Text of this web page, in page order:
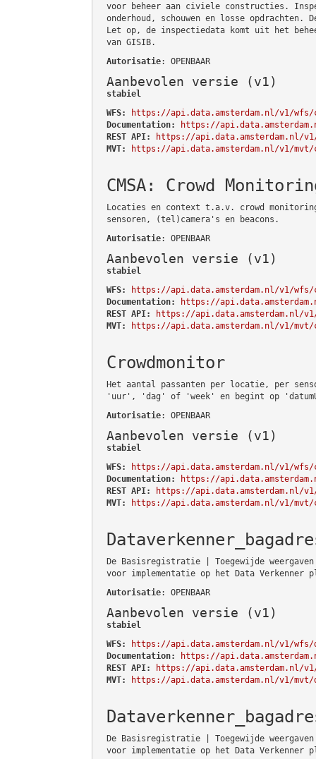
voor beheer aan civiele constructies.
onderhoud, schouwen en losse opdrachten.
Let op, de inspectiedata komt uit het
van GISIB.
Autorisatie: OPENBAAR
Aanbevolen versie (v1)
stabiel
WFS:
https://api.data.amsterdam.nl/v1/
Documentation:
https://
REST API:
https://api.data.amsterdam.nl/
MVT:
https://api.data.amsterdam.nl/v1/
CMSA: Crowd
Locaties en context t.a.v. crowd
sensoren, (tel)camera's en beacons.
Autorisatie: OPENBAAR
Aanbevolen versie (v1)
stabiel
WFS:
https://api.data.amsterdam.nl/v1/wfs/
Documentation:
https://
REST API:
https://api.data.amsterdam.nl/v1/
MVT:
https://api.data.amsterdam.nl/v1/mvt/
Crowdmonitor
Het aantal passanten per locatie, per
'uur', 'dag' of 'week' en begint op
Autorisatie: OPENBAAR
Aanbevolen versie (v1)
stabiel
WFS:
https://api.data.amsterdam.nl/v1/wfs/
Documentation:
https://
REST API:
https://api.data.amsterdam.nl/
MVT:
https://api.data.amsterdam.nl/v1/mvt/
De Basisregistratie | Toegewijde
voor implementatie op het Data Verkenner
Autorisatie: OPENBAAR
Aanbevolen versie (v1)
stabiel
WFS:
https://api.data.amsterdam.nl/v1/wfs/
Documentation:
https://
REST API:
https://api.data.amsterdam.nl/
MVT:
https://api.data.amsterdam.nl/v1/mvt/
De Basisregistratie | Toegewijde
voor implementatie op het Data Verkenner